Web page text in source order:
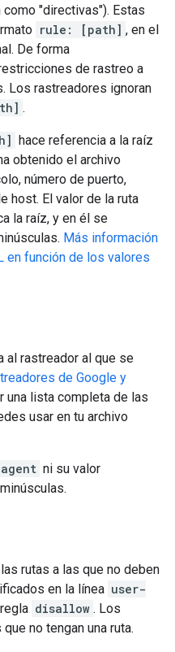
"directivas"). Estas
rule: [path] , en el
De forma
de rastreo a
Los rastreadores ignoran
.
hace referencia a la raíz
obtenido el archivo
número de puerto,
host. El valor de la ruta
la raíz, y en él se
Más información
en función de los valores
al rastreador al que se
de Google y
una lista completa de las
usar en tu archivo
ni su valor
rutas a las que no deben
en la línea user-
disallow . Los
no tengan una ruta.